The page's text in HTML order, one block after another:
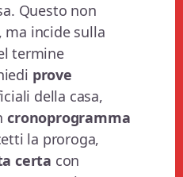
Questo non
incide sulla
termine
prove
della casa,
cronoprogramma
la proroga,
certa con